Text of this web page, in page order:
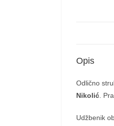
Opis
Odlično
Nikolić .
Udžbenik